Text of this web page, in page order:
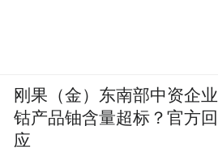
刚果（金）东南部中资企业
钴产品铀含量超标？官方回
应